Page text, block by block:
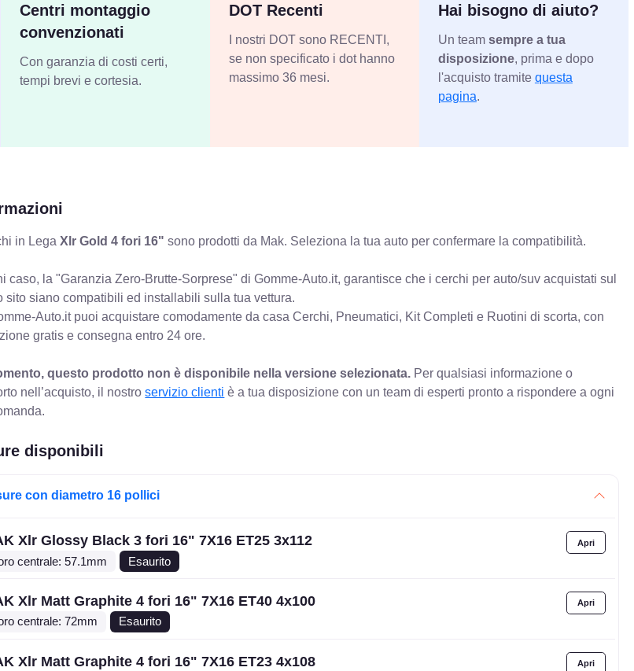
Centri montaggio
convenzionati
Con garanzia di costi certi,
tempi brevi e cortesia.
DOT Recenti
I nostri DOT sono RECENTI,
se non specificato i dot hanno
massimo 36 mesi.
Hai bisogno di aiuto?
Un team sempre a tua
disposizione, prima e dopo
l'acquisto tramite questa
pagina.
in LegaXlr Gold 4 fori 16" sono prodotti da Mak. Seleziona la tua auto per confermare la compatibilità.
caso, la "Garanzia Zero-Brutte-Sorprese" di Gomme-Auto.it, garantisce che i cerchi per auto/suv acquistati sul
sito siano compatibili ed installabili sulla tua vettura.
Auto.it puoi acquistare comodamente da casa Cerchi, Pneumatici, Kit Completi e Ruotini di scorta, con
gratis e consegna entro 24 ore.
questo prodotto non è disponibile nella versione selezionata. Per qualsiasi informazione o
nell’acquisto, il nostroservizio clienti è a tua disposizione con un team di esperti pronto a rispondere a ogni
disponibili
con diametro 16 pollici
Xlr Glossy Black 3 fori 16" 7X16 ET25 3x112
centrale: 57.1mm Esaurito
Xlr Matt Graphite 4 fori 16" 7X16 ET40 4x100
centrale: 72mm Esaurito
Xlr Matt Graphite 4 fori 16" 7X16 ET23 4x108